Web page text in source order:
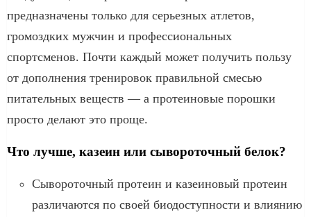
предназначены только для серьезных атлетов,
громоздких мужчин и профессиональных
спортсменов. Почти каждый может получить пользу
от дополнения тренировок правильной смесью
питательных веществ — а протеиновые порошки
просто делают это проще.
Что лучше, казеин или сывороточный белок?
Сывороточный протеин и казеиновый протеин
различаются по своей биодоступности и влиянию